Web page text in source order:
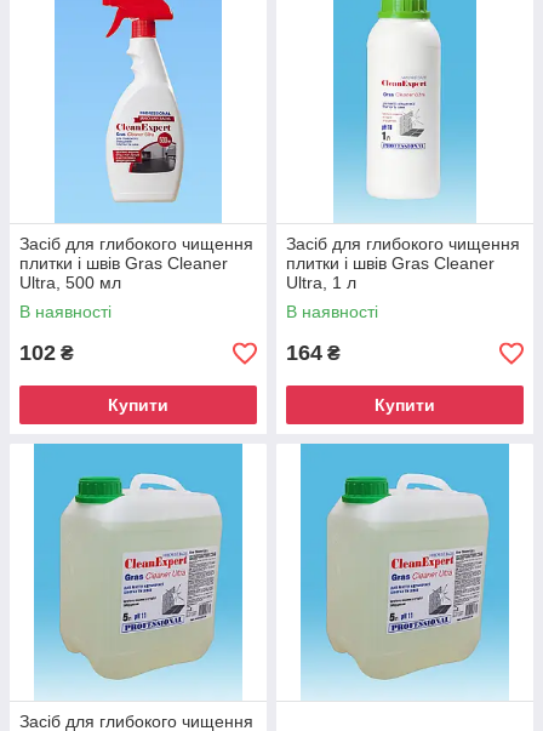
Засіб для глибокого чищення
плитки і швів Gras Cleaner
Ultra, 500 мл
В наявності
102 ₴
Купити
Засіб для глибокого чищення
плитки і швів Gras Cleaner
Ultra, 1 л
В наявності
164 ₴
Купити
Засіб для глибокого чищення